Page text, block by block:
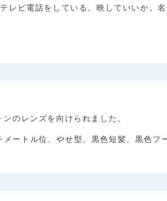
レビ電話をしている。映していいか。
のレンズを向けられました。
ートル位、やせ型、黒色短髪、黒色フ